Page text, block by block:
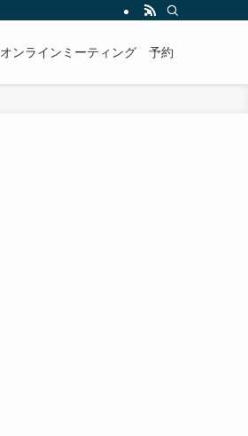
オンラインミーティング 予約